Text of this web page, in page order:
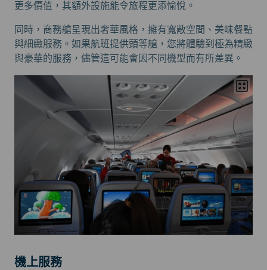
更多價值，其額外設施能令旅程更添愉悅。
同時，商務艙呈現出奢華風格，擁有寬敞空間、美味餐點
與細緻服務。如果航班提供頭等艙，您將體驗到極為精緻
與豪華的服務，儘管這可能會因不同機型而有所差異。
機上服務